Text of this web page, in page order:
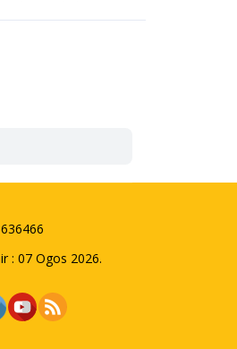
: 07 Ogos 2026.